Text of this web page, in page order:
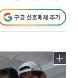
구글 선호매체 추가